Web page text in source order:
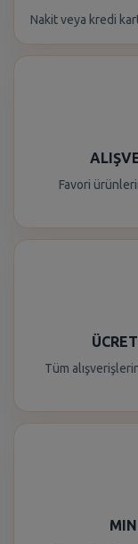
Nakit veya kredi
Favori
Tüm